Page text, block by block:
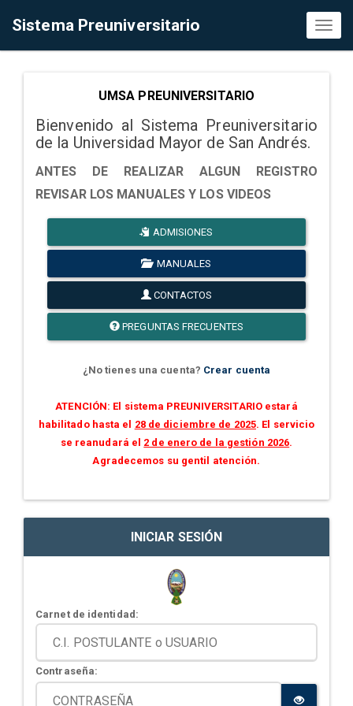
Sistema Preuniversitario
UMSA PREUNIVERSITARIO
Bienvenido al Sistema Preuniversitario
de la Universidad Mayor de San Andrés.
ANTES DE REALIZAR ALGUN REGISTRO
REVISAR LOS MANUALES Y LOS VIDEOS
ADMISIONES
MANUALES
CONTACTOS
PREGUNTAS FRECUENTES
¿No tienes una cuenta? Crear cuenta
ATENCIÓN: El sistema PREUNIVERSITARIO estará
habilitado hasta el 28 de diciembre de 2025. El servicio
se reanudará el 2 de enero de la gestión 2026.
Agradecemos su gentil atención.
INICIAR SESIÓN
Carnet de identidad:
Contraseña: